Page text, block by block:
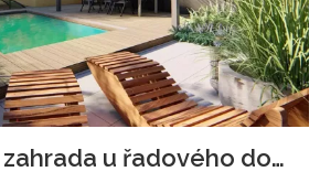
Malá - velká zahrada u řadového domu